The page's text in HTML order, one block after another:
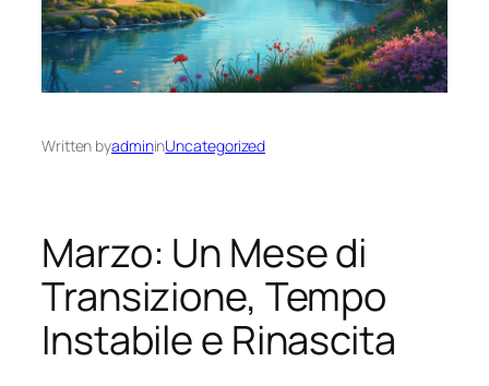
Written byadmininUncategorized
Marzo: Un Mese di
Transizione, Tempo
Instabile e Rinascita